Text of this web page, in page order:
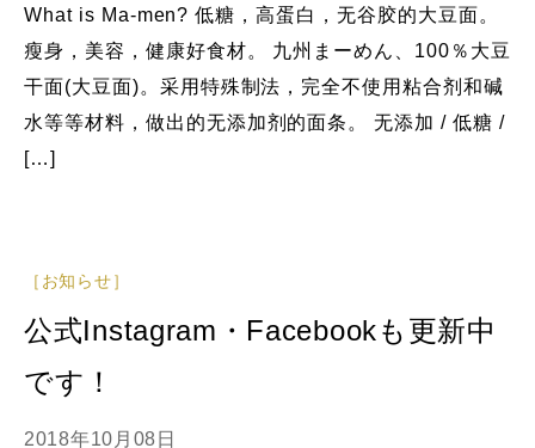
What is Ma-men? 低糖，高蛋白，无谷胶的大豆面。
瘦身，美容，健康好食材。 九州まーめん、100％大豆
干面(大豆面)。采用特殊制法，完全不使用粘合剂和碱
水等等材料，做出的无添加剂的面条。 无添加 / 低糖 /
[…]
［お知らせ］
公式Instagram・Facebookも更新中
です！
2018年10月08日